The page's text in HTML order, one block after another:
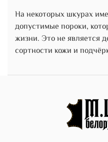
На некоторых шкурах
допустимые пороки,
жизни. Это не является
сортности кожи и